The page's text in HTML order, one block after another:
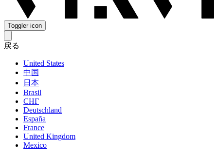
Toggler icon
戻る
United States
中国
日本
Brasil
СНГ
Deutschland
España
France
United Kingdom
Mexico